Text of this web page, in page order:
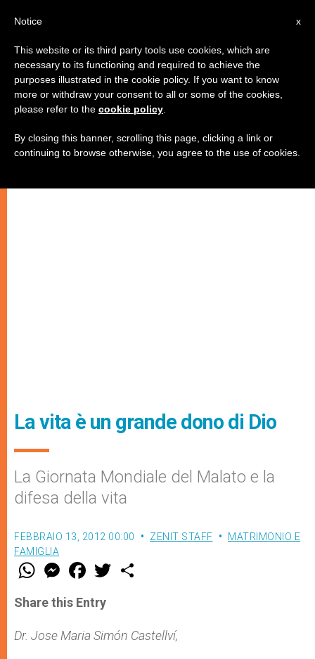
La vita è un grande dono di Dio
La Giornata Mondiale del Malato e la
difesa della vita
FEBBRAIO 13, 2012 00:00 ZENIT STAFF
MATRIMONIO E
FAMIGLIA
W
t
s
p
p
M
e
s
e
g
e
F
a
e
b
o
k
w
r
Share this Entry
Dr. Jose Maria Simón Castellví,
x
Notice
This website or its third party tools use cookies, which are
necessary to its functioning and required to achieve the
purposes illustrated in the cookie policy. If you want to know
more or withdraw your consent to all or some of the cookies,
please refer to the cookie policy
By closing this banner, scrolling this page, clicking a link or
continuing to browse otherwise, you agree to the use of cookies.